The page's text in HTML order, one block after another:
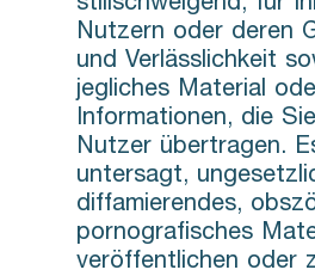
stillschweigend, für
Nutzern oder deren
und Verlässlichkeit
jegliches Material
Informationen, die
Nutzer übertragen.
untersagt,
diffamierendes,
pornografisches
veröffentlichen oder